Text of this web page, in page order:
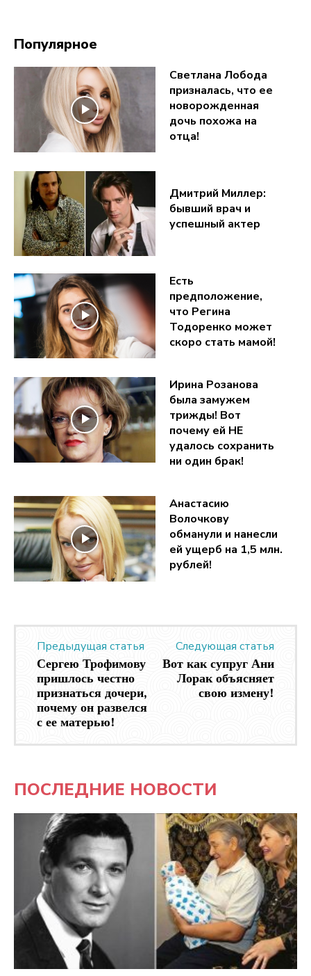
Популярное
Светлана Лобода
призналась, что ее
новорожденная
дочь похожа на
отца!
Дмитрий Миллер:
бывший врач и
успешный актер
Есть
предположение,
что Регина
Тодоренко может
скоро стать мамой!
Ирина Розанова
была замужем
трижды! Вот
почему ей НЕ
удалось сохранить
ни один брак!
Анастасию
Волочкову
обманули и нанесли
ей ущерб на 1,5 млн.
рублей!
Предыдущая статья
Сергею Трофимову
пришлось честно
признаться дочери,
почему он развелся
с ее матерью!
Следующая статья
Вот как супруг Ани
Лорак объясняет
свою измену!
ПОСЛЕДНИЕ НОВОСТИ